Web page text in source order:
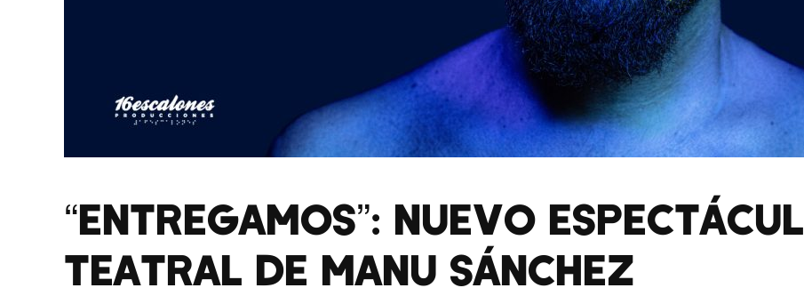
“ENTREGAMOS”: NUEVO
TEATRAL DE MANU SÁNCHEZ